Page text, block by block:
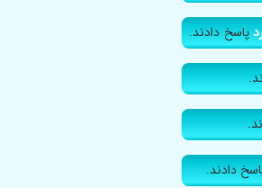
پاسخ دادند.
دادند.